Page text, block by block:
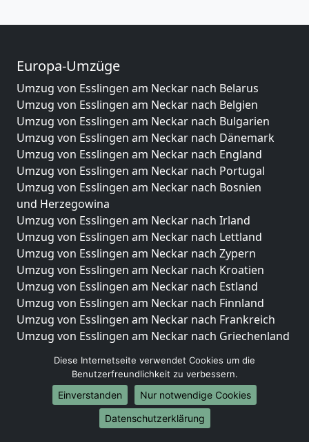
Europa-Umzüge
Umzug von Esslingen am Neckar nach Belarus
Umzug von Esslingen am Neckar nach Belgien
Umzug von Esslingen am Neckar nach Bulgarien
Umzug von Esslingen am Neckar nach Dänemark
Umzug von Esslingen am Neckar nach England
Umzug von Esslingen am Neckar nach Portugal
Umzug von Esslingen am Neckar nach Bosnien
und Herzegowina
Umzug von Esslingen am Neckar nach Irland
Umzug von Esslingen am Neckar nach Lettland
Umzug von Esslingen am Neckar nach Zypern
Umzug von Esslingen am Neckar nach Kroatien
Umzug von Esslingen am Neckar nach Estland
Umzug von Esslingen am Neckar nach Finnland
Umzug von Esslingen am Neckar nach Frankreich
Umzug von Esslingen am Neckar nach Griechenland
Umzug von Esslingen am Neckar nach Liechtenstein
Umzug von Esslingen am Neckar nach Luxemburg
Umzug von Esslingen am Neckar nach Niederlande
Umzug von Esslingen am Neckar nach Norwegen
Diese Internetseite verwendet Cookies um die
Benutzerfreundlichkeit zu verbessern.
Einverstanden
Nur notwendige Cookies
Datenschutzerklärung